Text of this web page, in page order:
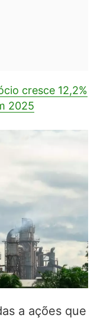
cresce 12,2%
2025
a ações que